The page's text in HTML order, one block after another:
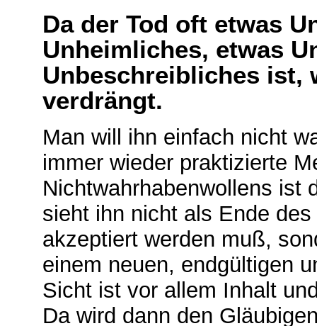
Da der Tod oft etwas
Unheimliches, etwas
Unbeschreibliches ist,
verdrängt.
Man will ihn einfach nicht
immer wieder praktizierte
Nichtwahrhabenwollens ist
sieht ihn nicht als Ende
akzeptiert werden muß,
einem neuen, endgültigen
Sicht ist vor allem Inhalt
Da wird dann den